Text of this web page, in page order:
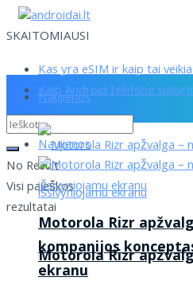
SKAITOMIAUSI
Kas yra eSIM ir kaip tai
Kaip Android telefone
No Result
Visi paieškos
rezultatai
Naujienos
Motorola Rizr
Naujienos
Motorola Rizr
kompanijos
ekranu